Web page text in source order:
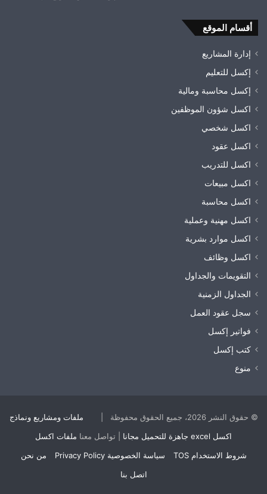
أقسام الموقع
إدارة المشاريع
إكسل للتعليم
إكسل محاسبة ومالية
اكسل شؤون الموظفين
اكسل شخصي
اكسل عقود
اكسل للتدريب
اكسل مبيعات
اكسل محاسبة
اكسل مهنية وعملية
اكسل موارد بشرية
اكسل وظائف
التقويمات والجداول
الجداول الزمنية
سجل عقود العمل
فواتير إكسل
كتب إكسل
منوع
© حقوق النشر 2026، جميع الحقوق محفوظة |
ملفات ومشاريع ونماذج
اكسل excel جاهزة للتحميل مجانا
| تواصل معنا ملفات اكسل
شروط الاستخدام TOS
سياسة الخصوصية Privacy Policy
من نحن
اتصل بنا